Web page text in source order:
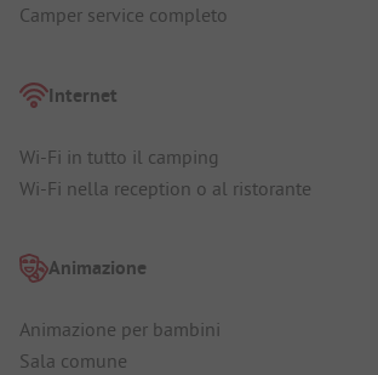
Camper service completo
Internet
Wi-Fi in tutto il camping
Wi-Fi nella reception o al ristorante
Animazione
Animazione per bambini
Sala comune